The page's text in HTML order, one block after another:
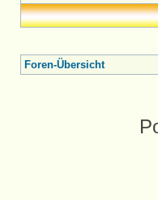
Foren-Übersicht